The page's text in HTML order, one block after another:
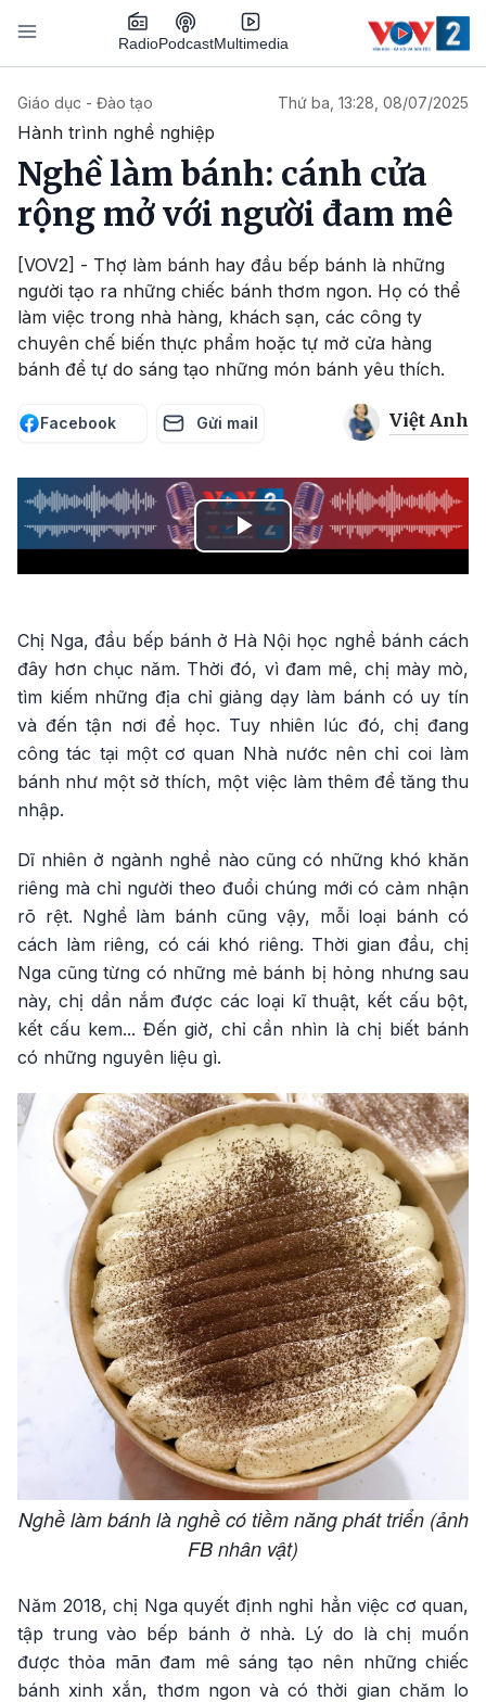
Nhảy đến nội dung
RadioPodcastMultimedia
Giáo dục - Đào tạo Thứ ba, 13:28, 08/07/2025
Hành trình nghề nghiệp
Nghề làm bánh: cánh cửa
rộng mở với người đam mê
[VOV2] - Thợ làm bánh hay đầu bếp bánh là những
người tạo ra những chiếc bánh thơm ngon. Họ có thể
làm việc trong nhà hàng, khách sạn, các công ty
chuyên chế biến thực phẩm hoặc tự mở cửa hàng
bánh để tự do sáng tạo những món bánh yêu thích.
Facebook Gửi mail Việt Anh
Play
Chị Nga, đầu bếp bánh ở Hà Nội học nghề bánh cách
đây hơn chục năm. Thời đó, vì đam mê, chị mày mò,
tìm kiếm những địa chỉ giảng dạy làm bánh có uy tín
và đến tận nơi để học. Tuy nhiên lúc đó, chị đang
công tác tại một cơ quan Nhà nước nên chỉ coi làm
bánh như một sở thích, một việc làm thêm để tăng thu
nhập.
Dĩ nhiên ở ngành nghề nào cũng có những khó khăn
riêng mà chỉ người theo đuổi chúng mới có cảm nhận
rõ rệt. Nghề làm bánh cũng vậy, mỗi loại bánh có
cách làm riêng, có cái khó riêng. Thời gian đầu, chị
Nga cũng từng có những mẻ bánh bị hỏng nhưng sau
này, chị dần nắm được các loại kĩ thuật, kết cấu bột,
kết cấu kem... Đến giờ, chỉ cần nhìn là chị biết bánh
có những nguyên liệu gì.
Nghề làm bánh là nghề có tiềm năng phát triển (ảnh
FB nhân vật)
Năm 2018, chị Nga quyết định nghỉ hẳn việc cơ quan,
tập trung vào bếp bánh ở nhà. Lý do là chị muốn
được thỏa mãn đam mê sáng tạo nên những chiếc
bánh xinh xắn, thơm ngon và có thời gian chăm lo